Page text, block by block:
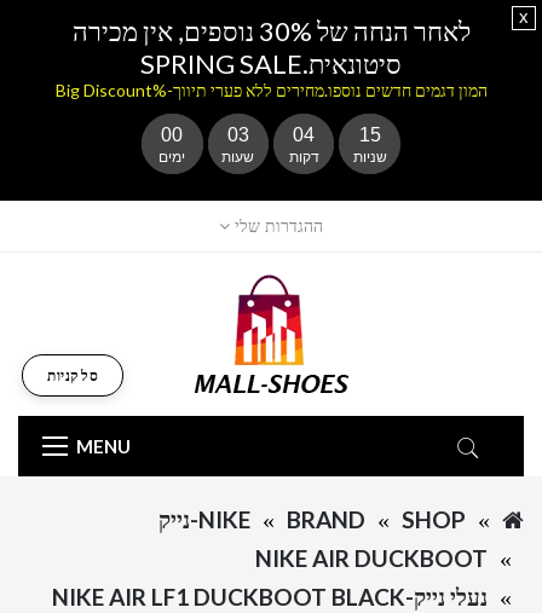
ההגדרות שלי
MENU
סל קניות
SHOP
BRAND
NIKE-נייק
NIKE AIR DUCKBOOT
נעלי נייק-NIKE AIR LF1 DUCKBOOT BLACK
לאחר הנחה של 30% נוספים, אין מכירה
סיטונאית.SPRING SALE
המון דגמים חדשים נוספו.מחירים ללא פערי תיווך-%Big Discount
00
ימים
03
שעות
04
דקות
15
שניות
x